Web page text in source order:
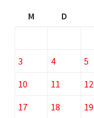
M D
3
4 5
10
11 12
17
18 19